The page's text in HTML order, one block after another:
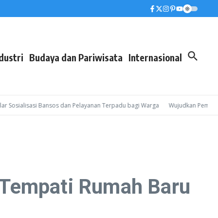
Budaya dan Pariwisata Internasional
Bansos dan Pelayanan Terpadu bagi Warga Wujudkan Pembinaan
Rumah Baru